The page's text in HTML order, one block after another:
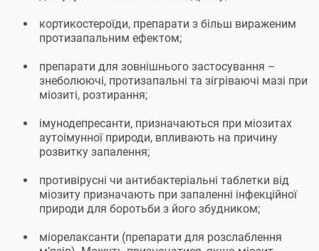
кортикостероїди, препарати з більш вираженим
протизапальним ефектом;
препарати для зовнішнього застосування –
знеболюючі, протизапальні та зігріваючі мазі при
міозиті, розтирання;
імунодепресанти, призначаються при міозитах
аутоімунної природи, впливають на причину
розвитку запалення;
противірусні чи антибактеріальні таблетки від
міозиту призначають при запаленні інфекційної
природи для боротьби з його збудником;
міорелаксанти (препарати для розслаблення